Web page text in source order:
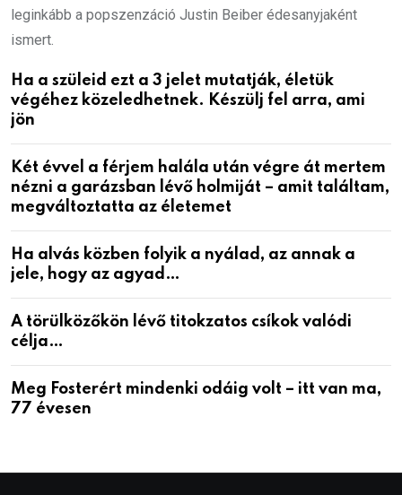
leginkább a popszenzáció Justin Beiber édesanyjaként
ismert.
Ha a szüleid ezt a 3 jelet mutatják, életük
végéhez közeledhetnek. Készülj fel arra, ami
jön
Két évvel a férjem halála után végre át mertem
nézni a garázsban lévő holmiját – amit találtam,
megváltoztatta az életemet
Ha alvás közben folyik a nyálad, az annak a
jele, hogy az agyad…
A törülközőkön lévő titokzatos csíkok valódi
célja…
Meg Fosterért mindenki odáig volt – itt van ma,
77 évesen